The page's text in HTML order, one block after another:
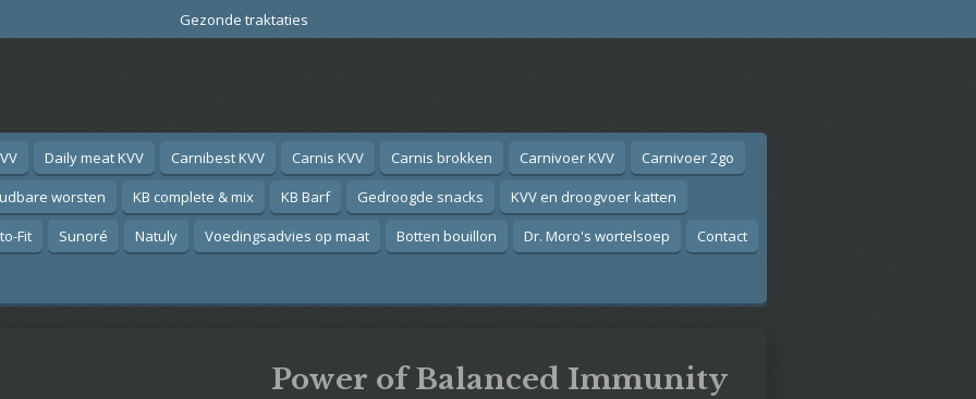
Gezonde traktaties
Daily meat KVV Carnibest KVV Carnis KVV Carnis brokken Carnivoer KVV
Carnivoer 2go
worsten KB complete & mix KB Barf Gedroogde snacks
KVV en droogvoer katten
Fit Sunoré Natuly Voedingsadvies op maat Botten bouillon Dr. Moro's wortelsoep Contact
Power of Balanced Immunity